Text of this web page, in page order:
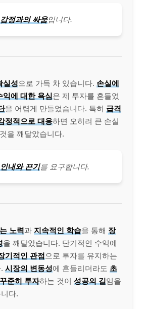
감정과의 싸움입니다.
실성으로 가득 차 있습니다. 손실에
익에 대한 욕심은 제 투자를 흔들었
을 어렵게 만들었습니다. 특히 급격
정적으로 대응하면 오히려 큰 손실
을 깨달았습니다.
인내와 끈기를 요구합니다.
노력과 지속적인 학습을 통해 장
을 깨달았습니다. 단기적인 수익에
기적인 관점 으로 투자를 유지하는
시장의 변동성에 흔들리더라도 초
꾸준히 투자하는 것이 성공의 길임을
다.